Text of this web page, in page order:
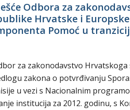
Odbora za
Hrvatske i
Pomoć u
za zakonodavstvo
zakona o potvrđivanju
u vezi s Nacionalnim
institucija za 2012. godinu, s